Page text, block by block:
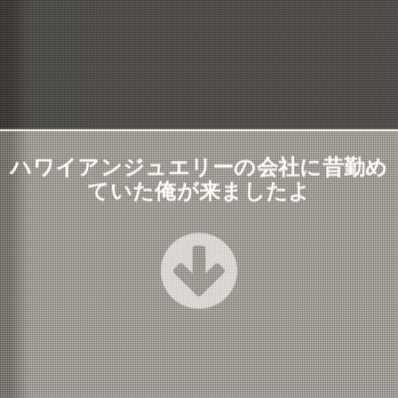
ハワイアンジュエリーの会社に昔勤め
ていた俺が来ましたよ